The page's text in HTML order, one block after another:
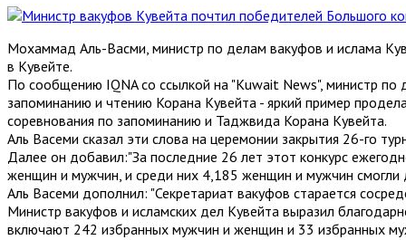
Мохаммад Аль-Васми, министр по делам вакуфов и ислама
в Кувейте.
По сообщению IQNA со ссылкой на "Kuwait News", министр
запоминанию и чтению Корана Кувейта - яркий пример
соревнования по запоминанию и Таджвида Корана Кувейта.
Аль Васеми сказал эти слова на церемонии закрытия 26-го
Далее он добавил:"За последние 26 лет этот конкурс
женщин и мужчин, и среди них 4,185 женщин и мужчин смогли
Аль Васеми дополнил: "Секретариат вакуфов старается
Министр вакуфов и исламских дел Кувейта выразил
включают 242 избранных мужчин и женщин и 33 избранных